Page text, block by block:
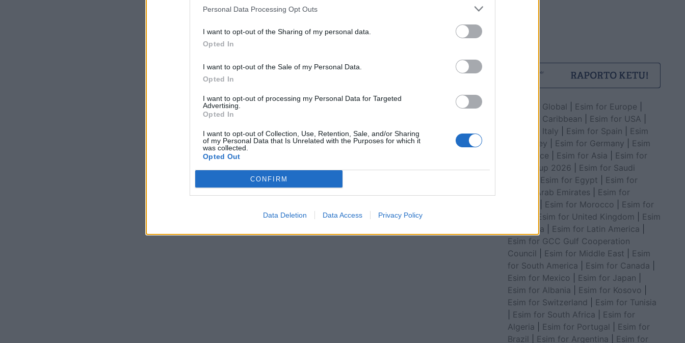
Personal Data Processing Opt Outs
I want to opt-out of the Sharing of my personal data.
Opted In
I want to opt-out of the Sale of my Personal Data.
Opted In
I want to opt-out of processing my Personal Data for Targeted
Advertising.
Opted In
I want to opt-out of Collection, Use, Retention, Sale, and/or Sharing
of my Personal Data that Is Unrelated with the Purposes for which it
was collected.
Opted Out
CONFIRM
Data Deletion Data Access Privacy Policy
Esim for Global Esim for Europe
Esim for Caribbean
Esim for USA
Esim for Italy
Esim for Spain
Esim
for Turkey
Esim for Germany
Esim
for Greece
Esim for Asia
Esim for
World Cup 2026
Esim for Saudi
Esim for Egypt
Esim for
United Arab Emirates
Esim for
Esim for Morocco
Esim for
Esim for United Kingdom
Esim
for Africa
Esim for Latin America
Esim for GCC Gulf Cooperation
Council
Esim for Middle East
Esim
for South America
Esim for Canada
Esim for Mexico
Esim for Japan
Esim for Albania
Esim for Kosovo
Esim for Switzerland
Esim for Tunisia
Esim for South Africa
Esim for
Algeria
Esim for Portugal
Esim for
Brazil
Esim for Argentina
Esim for